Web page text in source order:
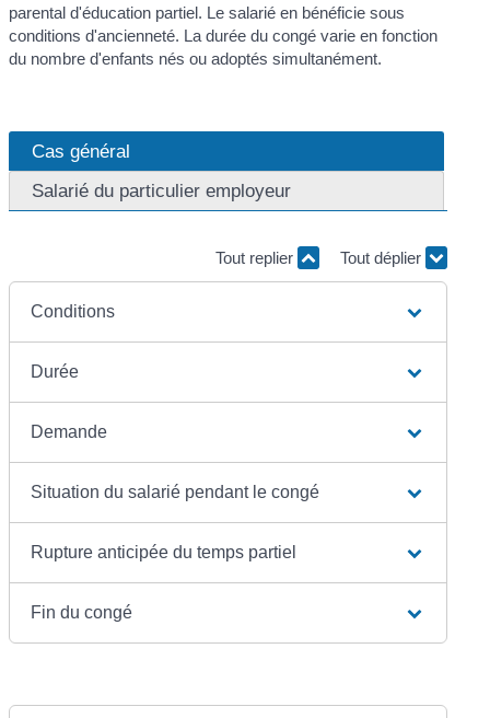
parental d'éducation partiel. Le salarié en bénéficie sous
conditions d'ancienneté. La durée du congé varie en fonction
du nombre d'enfants nés ou adoptés simultanément.
Cas général
Salarié du particulier employeur
Tout replier Tout déplier
Conditions
Durée
Demande
Situation du salarié pendant le congé
Rupture anticipée du temps partiel
Fin du congé